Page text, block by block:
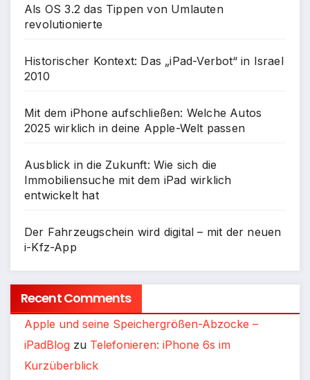
Als OS 3.2 das Tippen von Umlauten
revolutionierte
Historischer Kontext: Das „iPad-Verbot“ in Israel
2010
Mit dem iPhone aufschließen: Welche Autos
2025 wirklich in deine Apple-Welt passen
Ausblick in die Zukunft: Wie sich die
Immobiliensuche mit dem iPad wirklich
entwickelt hat
Der Fahrzeugschein wird digital – mit der neuen
i-Kfz-App
Recent Comments
Apple und seine Speichergrößen-Abzocke –
iPadBlog zu Telefonieren: iPhone 6s im
Kurzüberblick